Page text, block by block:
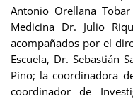
Antonio Orellana
Medicina Dr. Julio
acompañados por el
Escuela, Dr. Sebastián
Pino; la coordinadora
coordinador de